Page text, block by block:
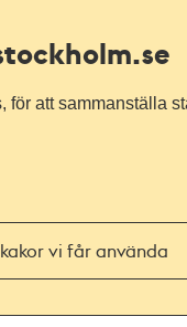
att sammanställa
vi får använda